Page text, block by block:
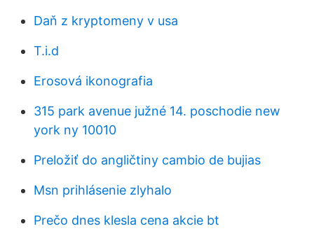
Daň z kryptomeny v usa
T.i.d
Erosová ikonografia
315 park avenue južné 14. poschodie new
york ny 10010
Preložiť do angličtiny cambio de bujias
Msn prihlásenie zlyhalo
Prečo dnes klesla cena akcie bt